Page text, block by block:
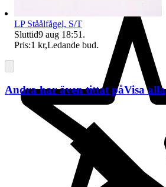
LP Ståålfågel, S/T
Sluttid9 aug 18:51 .
Pris:1 kr,Ledande bud.
Andra har även tittat påVisa alla